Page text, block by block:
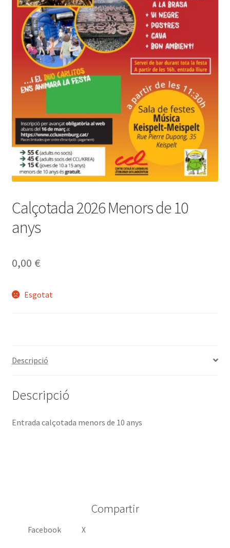
Calçotada 2026 Menors de 10
anys
0,00 €
Esgotat
Descripció
Descripció
Entrada calçotada menors de 10 anys
Compartir
Facebook X